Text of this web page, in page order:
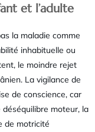
et l’adulte
la maladie comme
inhabituelle ou
le moindre rejet
La vigilance de
de conscience, car
déséquilibre moteur, la
de motricité